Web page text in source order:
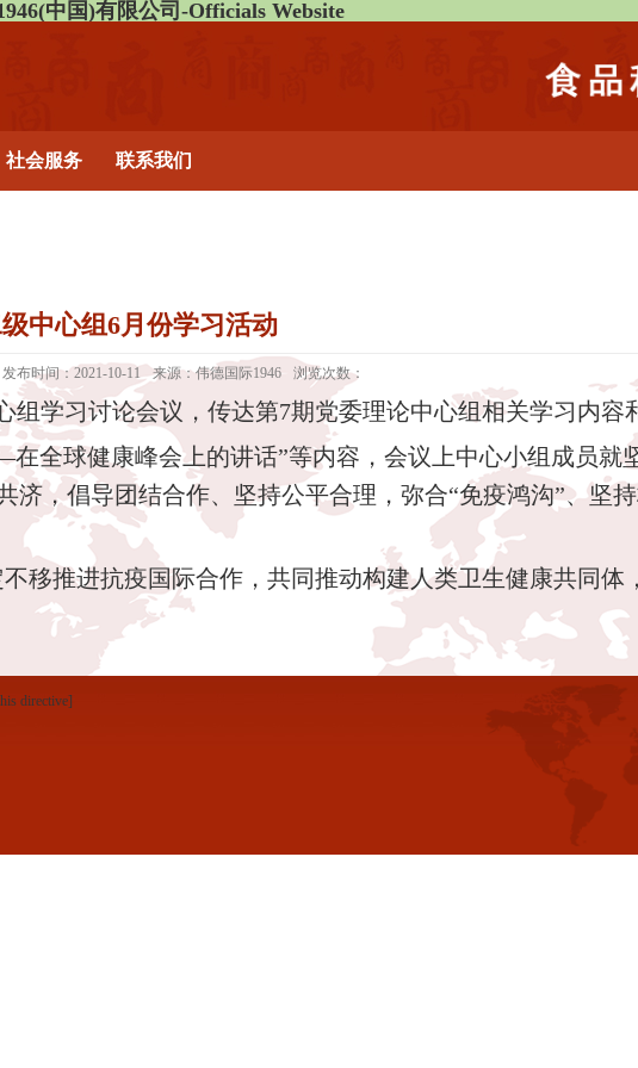
中国)有限公司-Officials Website
社会服务 联系我们
中心组6月份学习活动
发布时间：2021-10-11 来源：伟德国际1946 浏览次数：
组学习讨论会议，传达第7期党委理论中心组相关学习内容
全球健康峰会上的讲话”等内容，会议上中心小组成员就
，倡导团结合作、坚持公平合理，弥合“免疫鸿沟”、坚
移推进抗疫国际合作，共同推动构建人类卫生健康共同体
directive]